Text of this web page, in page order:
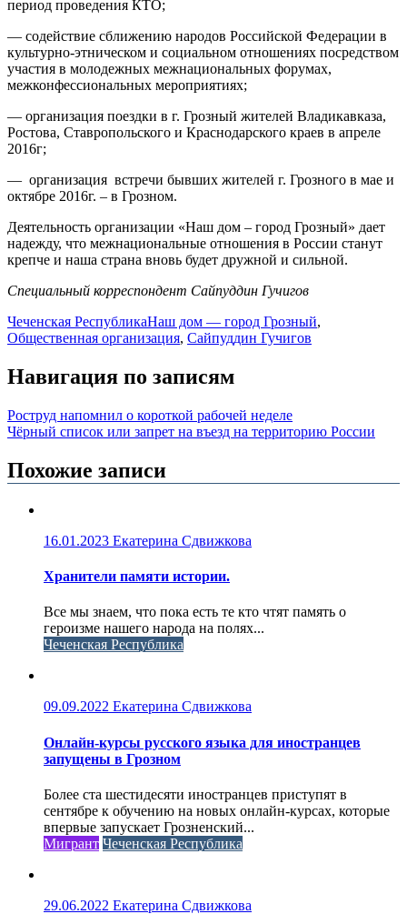
период проведения КТО;
— содействие сближению народов Российской Федерации в
культурно-этническом и социальном отношениях посредством
участия в молодежных межнациональных форумах,
межконфессиональных мероприятиях;
— организация поездки в г. Грозный жителей Владикавказа,
Ростова, Ставропольского и Краснодарского краев в апреле
2016г;
— организация встречи бывших жителей г. Грозного в мае и
октябре 2016г. – в Грозном.
Деятельность организации «Наш дом – город Грозный» дает
надежду, что межнациональные отношения в России станут
крепче и наша страна вновь будет дружной и сильной.
Специальный корреспондент Сайпуддин Гучигов
Чеченская РеспубликаНаш дом — город Грозный,
Общественная организация, Сайпуддин Гучигов
Навигация по записям
Роструд напомнил о короткой рабочей неделе
Чёрный список или запрет на въезд на территорию России
Похожие записи
16.01.2023 Екатерина Сдвижкова
Хранители памяти истории.
Все мы знаем, что пока есть те кто чтят память о
героизме нашего народа на полях...
Чеченская Республика
09.09.2022 Екатерина Сдвижкова
Онлайн-курсы русского языка для иностранцев
запущены в Грозном
Более ста шестидесяти иностранцев приступят в
сентябре к обучению на новых онлайн-курсах, которые
впервые запускает Грозненский...
Мигрант Чеченская Республика
29.06.2022 Екатерина Сдвижкова